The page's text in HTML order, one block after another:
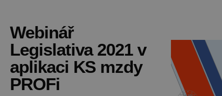
Webinář
Legislativa 2021 v
aplikaci KS mzdy
PROFi